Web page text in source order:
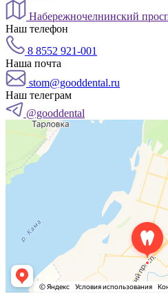
Набережночелнинский
Наш телефон
8 8552 921-001
Наша почта
stom@gooddental.ru
Наш телеграм
@gooddental